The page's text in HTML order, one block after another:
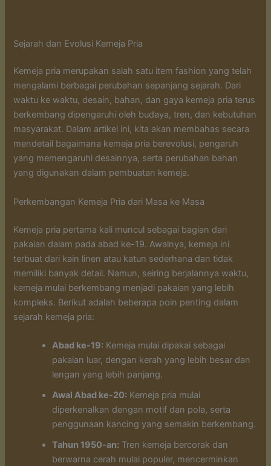
Sejarah dan Evolusi Kemeja Pria
Kemeja pria merupakan salah satu item fashion yang telah
mengalami berbagai perubahan sepanjang sejarah. Dari
waktu ke waktu, desain, bahan, dan gaya kemeja pria terus
berkembang dipengaruhi oleh budaya, tren, dan kebutuhan
masyarakat. Dalam artikel ini, kita akan membahas secara
mendetail bagaimana kemeja pria berevolusi, pengaruh
yang memengaruhi desainnya, serta perubahan bahan
yang digunakan dalam pembuatan kemeja.
Perkembangan Kemeja Pria dari Masa ke Masa
Kemeja pria pertama kali muncul sebagai bagian dari
pakaian dalam pada abad ke-19. Awalnya, kemeja ini
terbuat dari kain linen atau katun sederhana dan tidak
memiliki banyak detail. Namun, seiring berjalannya waktu,
kemeja mulai berkembang menjadi pakaian yang lebih
kompleks. Berikut adalah beberapa poin penting dalam
sejarah kemeja pria:
Abad ke-19: Kemeja mulai dipakai sebagai
pakaian luar, dengan kerah yang lebih besar dan
lengan yang lebih panjang.
Awal Abad ke-20: Kemeja pria mulai
diperkenalkan dengan motif dan pola, serta
penggunaan kancing yang semakin berkembang.
Tahun 1950-an: Tren kemeja bercorak dan
berwarna cerah mulai populer, mencerminkan